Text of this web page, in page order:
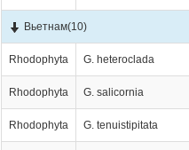
Вьетнам(10)
Rhodophyta G. heteroclada
Rhodophyta G. salicornia
Rhodophyta G. tenuistipitata